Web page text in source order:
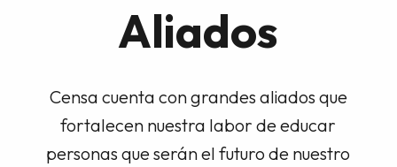
Aliados
Censa cuenta con grandes aliados que
fortalecen nuestra labor de educar
personas que serán el futuro de nuestro